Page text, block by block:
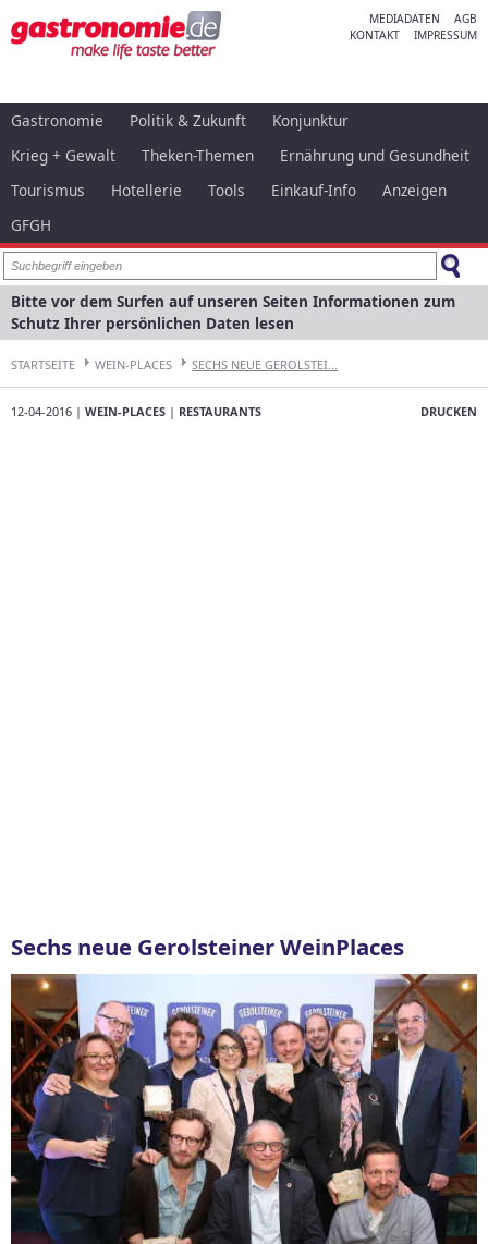
MEDIADATEN
AGB
KONTAKT
IMPRESSUM
Gastronomie Politik & Zukunft
Konjunktur
Krieg + Gewalt
Theken-Themen
Ernährung und Gesundheit
Tourismus
Hotellerie Tools Einkauf-Info
Anzeigen
GFGH
Bitte vor dem Surfen auf unseren Seiten Informationen zum
Schutz Ihrer persönlichen Daten lesen
STARTSEITE WEIN-PLACES SECHS NEUE GEROLSTEI...
DRUCKEN
12-04-2016 | WEIN-PLACES | RESTAURANTS
Sechs neue Gerolsteiner WeinPlaces